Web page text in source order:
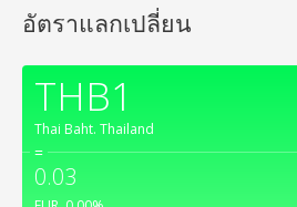
อัตราแลกเปลี่ยน
THB1
Thai Baht. Thailand
=
0.03